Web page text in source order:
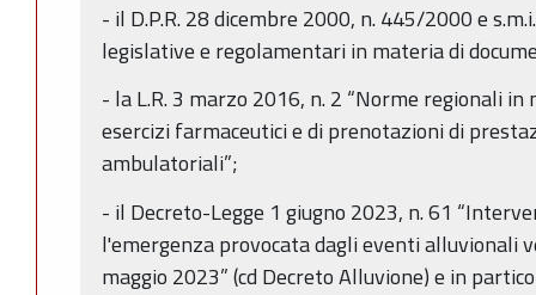
- il D.P.R. 28 dicembre 2000, n. 445/2000 e
legislative e regolamentari in materia di
- la L.R. 3 marzo 2016, n. 2 “Norme regionali
esercizi farmaceutici e di prenotazioni di
ambulatoriali”;
- il Decreto-Legge 1 giugno 2023, n. 61
l'emergenza provocata dagli eventi alluvionali
maggio 2023” (cd Decreto Alluvione) e in